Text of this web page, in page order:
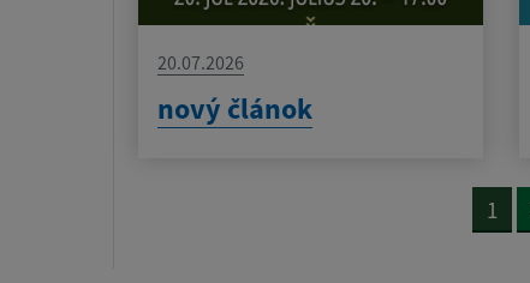
20.07.2026
nový článok
1